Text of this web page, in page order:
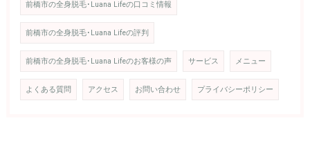
前橋市の全身脱毛･Luana Lifeの口コミ情報
前橋市の全身脱毛･Luana Lifeの評判
前橋市の全身脱毛･Luana Lifeのお客様の声 サービス メニュー
よくある質問 アクセス お問い合わせ プライバシーポリシー